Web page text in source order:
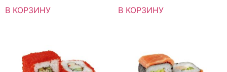
В КОРЗИНУ В КОРЗИНУ